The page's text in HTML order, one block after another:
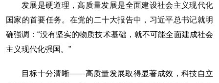
发展是硬道理，高质量发展是全面建设社会主义现代化
国家的首要任务。在党的二十大报告中，习近平总书记就明
确强调：“没有坚实的物质技术基础，就不可能全面建成社会
主义现代化强国。”
目标十分清晰——高质量发展取得显著成效，科技自立